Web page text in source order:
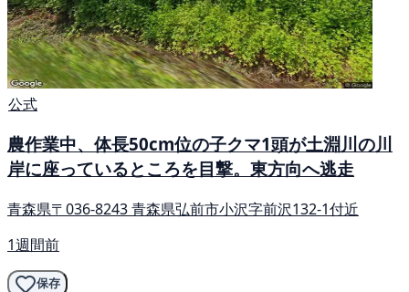
公式
農作業中、体長50cm位の子クマ1頭が土淵川の川
岸に座っているところを目撃。東方向へ逃走
青森県〒036-8243 青森県弘前市小沢字前沢132-1付近
1週間前
保存